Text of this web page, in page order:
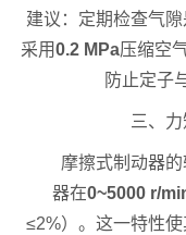
建议：定期检查气
采用0.2 MPa压缩空
防止定子
三、
摩擦式制动器
器在0~5000 r/
≤2%）。这一特性